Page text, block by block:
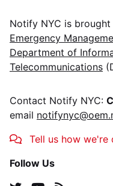
Notify NYC is
Emergency
Department of
Telecommunications
Contact Notify NYC:
email
Tell us how we're
Follow Us